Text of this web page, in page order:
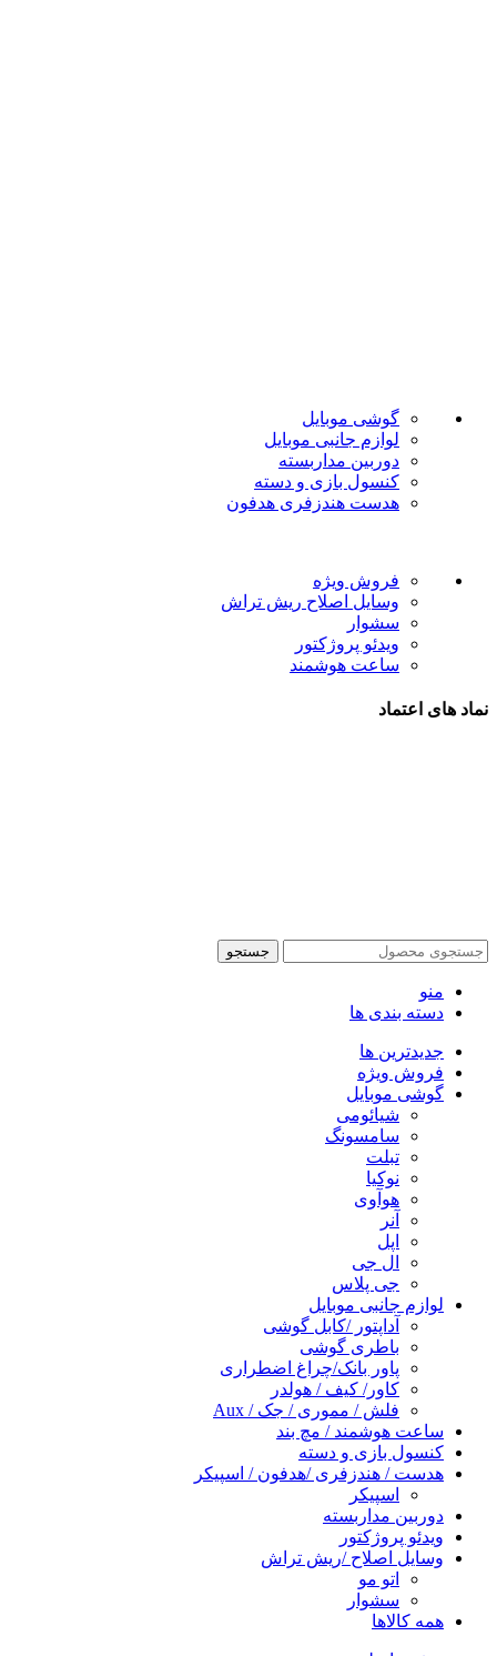
گوشی موبایل
لوازم جانبی موبایل
دوربین مداربسته
کنسول بازی و دسته
هدست هندزفری هدفون
فروش ویژه
وسایل اصلاح ریش تراش
سشوار
ویدئو پروژکتور
ساعت هوشمند
نماد های اعتماد
جستجو
منو
دسته بندی ها
جدیدترین ها
فروش ویژه
گوشی موبایل
شیائومی
سامسونگ
تبلت
نوکیا
هوآوی
آنر
اپل
ال جی
جی پلاس
لوازم جانبی موبایل
آداپتور /کابل گوشی
باطری گوشی
پاور بانک/چراغ اضطراری
کاور/ کیف / هولدر
فلش / مموری / جک / Aux
ساعت هوشمند / مچ بند
کنسول بازی و دسته
هدست / هندزفری /هدفون / اسپیکر
اسپیکر
دوربین مداربسته
ویدئو پروژکتور
وسایل اصلاح /ریش تراش
اتو مو
سشوار
همه کالاها